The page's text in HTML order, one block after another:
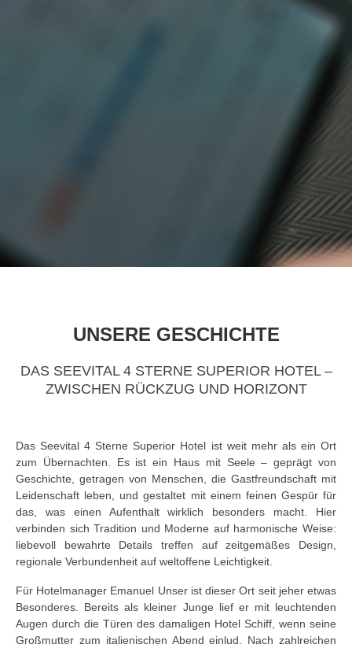
UNSERE GESCHICHTE
DAS SEEVITAL 4 STERNE SUPERIOR HOTEL –
ZWISCHEN RÜCKZUG UND HORIZONT
Das Seevital 4 Sterne Superior Hotel ist weit mehr als ein Ort
zum Übernachten. Es ist ein Haus mit Seele – geprägt von
Geschichte, getragen von Menschen, die Gastfreundschaft mit
Leidenschaft leben, und gestaltet mit einem feinen Gespür für
das, was einen Aufenthalt wirklich besonders macht. Hier
verbinden sich Tradition und Moderne auf harmonische Weise:
liebevoll bewahrte Details treffen auf zeitgemäßes Design,
regionale Verbundenheit auf weltoffene Leichtigkeit.
Für Hotelmanager Emanuel Unser ist dieser Ort seit jeher etwas
Besonderes. Bereits als kleiner Junge lief er mit leuchtenden
Augen durch die Türen des damaligen Hotel Schiff, wenn seine
Großmutter zum italienischen Abend einlud. Nach zahlreichen